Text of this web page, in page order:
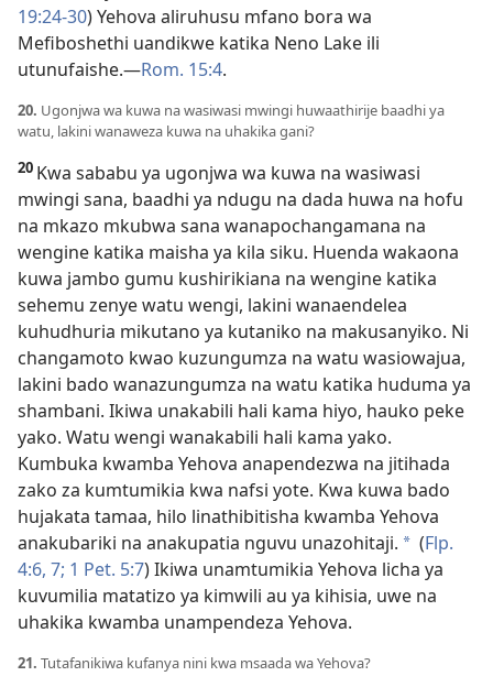
19:24-30) Yehova aliruhusu mfano bora wa
Mefiboshethi uandikwe katika Neno Lake ili
utunufaishe.—Rom. 15:4.
20. Ugonjwa wa kuwa na wasiwasi mwingi huwaathirije baadhi ya
watu, lakini wanaweza kuwa na uhakika gani?
20 Kwa sababu ya ugonjwa wa kuwa na wasiwasi
mwingi sana, baadhi ya ndugu na dada huwa na hofu
na mkazo mkubwa sana wanapochangamana na
wengine katika maisha ya kila siku. Huenda wakaona
kuwa jambo gumu kushirikiana na wengine katika
sehemu zenye watu wengi, lakini wanaendelea
kuhudhuria mikutano ya kutaniko na makusanyiko. Ni
changamoto kwao kuzungumza na watu wasiowajua,
lakini bado wanazungumza na watu katika huduma ya
shambani. Ikiwa unakabili hali kama hiyo, hauko peke
yako. Watu wengi wanakabili hali kama yako.
Kumbuka kwamba Yehova anapendezwa na jitihada
zako za kumtumikia kwa nafsi yote. Kwa kuwa bado
hujakata tamaa, hilo linathibitisha kwamba Yehova
anakubariki na anakupatia nguvu unazohitaji. * (Flp.
4:6, 7; 1 Pet. 5:7) Ikiwa unamtumikia Yehova licha ya
kuvumilia matatizo ya kimwili au ya kihisia, uwe na
uhakika kwamba unampendeza Yehova.
21. Tutafanikiwa kufanya nini kwa msaada wa Yehova?